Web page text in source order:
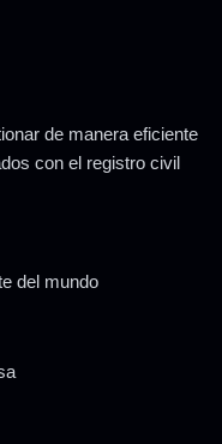
de manera eficiente
con el registro civil
del mundo